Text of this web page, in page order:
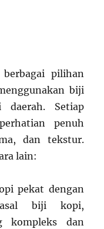
pilihan
biji
Setiap
penuh
dan tekstur.
lain:
pekat dengan
biji kopi,
kompleks dan